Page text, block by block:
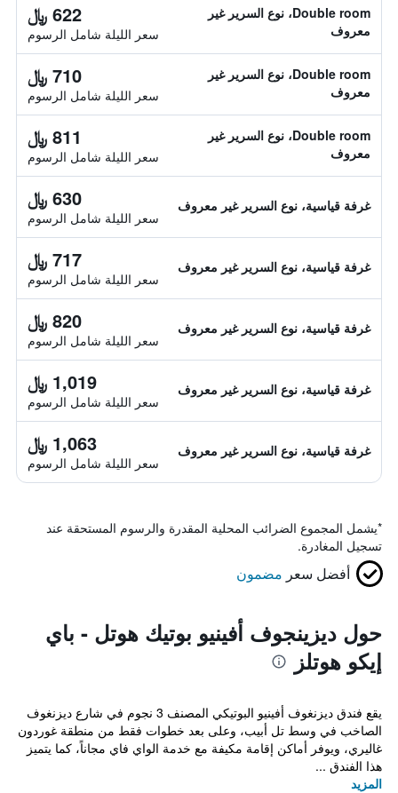
Double room، نوع السرير غير
معروف
622 ﷼
سعر الليلة شامل الرسوم
Double room، نوع السرير غير
معروف
710 ﷼
سعر الليلة شامل الرسوم
Double room، نوع السرير غير
معروف
811 ﷼
سعر الليلة شامل الرسوم
غرفة قياسية، نوع السرير غير معروف 630 ﷼
سعر الليلة شامل الرسوم
غرفة قياسية، نوع السرير غير معروف 717 ﷼
سعر الليلة شامل الرسوم
غرفة قياسية، نوع السرير غير معروف 820 ﷼
سعر الليلة شامل الرسوم
غرفة قياسية، نوع السرير غير معروف 1,019 ﷼
سعر الليلة شامل الرسوم
غرفة قياسية، نوع السرير غير معروف 1,063 ﷼
سعر الليلة شامل الرسوم
*يشمل المجموع الضرائب المحلية المقدرة والرسوم المستحقة عند
تسجيل المغادرة.
أفضل سعر مضمون
حول ديزينجوف أفينيو بوتيك هوتل - باي
إيكو هوتلز
يقع فندق ديزنغوف أفينيو البوتيكي المصنف 3 نجوم في شارع ديزنغوف
الصاخب في وسط تل أبيب، وعلى بعد خطوات فقط من منطقة غوردون
غاليري، ويوفر أماكن إقامة مكيفة مع خدمة الواي فاي مجاناً، كما يتميز
هذا الفندق ...
المزيد